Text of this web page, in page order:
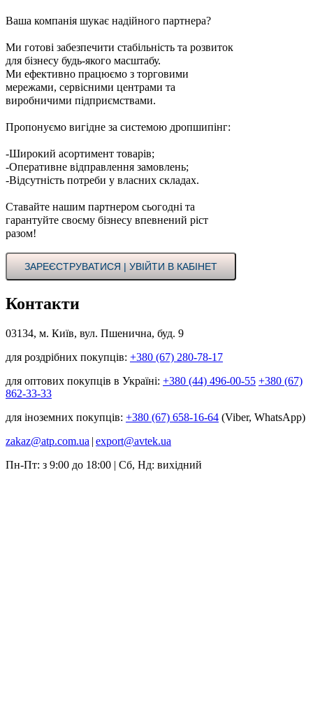
Ваша компанія шукає надійного партнера?
Ми готові забезпечити стабільність та розвиток
для бізнесу будь-якого масштабу.
Ми ефективно працюємо з торговими
мережами, сервісними центрами та
виробничими підприємствами.
Пропонуємо вигідне за системою дропшипінг:
-Широкий асортимент товарів;
-Оперативне відправлення замовлень;
-Відсутність потреби у власних складах.
Ставайте нашим партнером сьогодні та
гарантуйте своєму бізнесу впевнений ріст
разом!
ЗАРЕЄСТРУВАТИСЯ | УВІЙТИ В КАБІНЕТ
Контакти
03134, м. Київ, вул. Пшенична, буд. 9
для роздрібних покупців: +380 (67) 280-78-17
для оптових покупців в Україні: +380 (44) 496-00-55 +380 (67)
862-33-33
для іноземних покупців: +380 (67) 658-16-64 (Viber, WhatsApp)
zakaz@atp.com.ua | export@avtek.ua
Пн-Пт: з 9:00 до 18:00 | Сб, Нд: вихідний